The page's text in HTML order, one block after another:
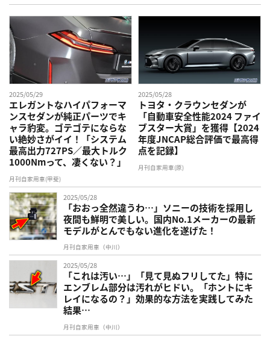
2025/05/29
エレガントなハイパフォーマ
ンスセダンが純正パーツでキ
ャラ豹変。ゴテゴテにならな
い絶妙さがイイ！「システム
最高出力727PS／最大トルク
1000Nmって、凄くない？」
月刊自家用車(甲斐)
2025/05/28
トヨタ・クラウンセダンが
「自動車安全性能2024 ファイ
ブスター大賞」を獲得【2024
年度JNCAP総合評価で最高得
点を記録】
月刊自家用車(原)
2025/05/28
「おおっ全然違うわ…」ソニーの技術を採用し
夜間も鮮明で美しい。国内No.1メーカーの最新
モデルがとんでもない進化を遂げた！
月刊自家用車（中川）
2025/05/28
「これは汚い…」「見て見ぬフリしてた」特に
エンブレム部分は汚れがヒドい。「ホントにキ
レイになるの？」効果的な方法を実践してみた
結果…
月刊自家用車（中川）